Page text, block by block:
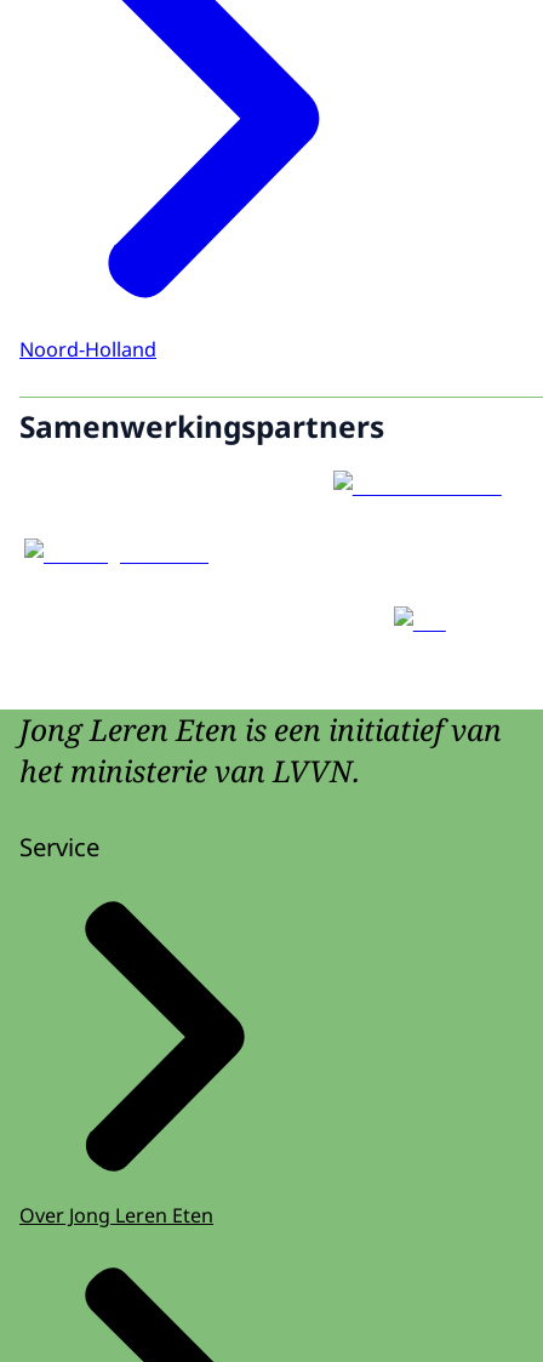
Noord-Holland
Samenwerkingspartners
Jong Leren Eten is een initiatief van
het ministerie van LVVN.
Service
Over Jong Leren Eten